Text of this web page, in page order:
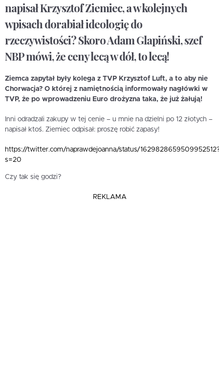
napisał Krzysztof Ziemiec, a w kolejnych
wpisach dorabiał ideologię do
rzeczywistości? Skoro Adam Glapiński, szef
NBP mówi, że ceny lecą w dół, to lecą!
Ziemca zapytał były kolega z TVP Krzysztof Luft, a to aby nie
Chorwacja? O której z namiętnością informowały nagłówki w
TVP, że po wprowadzeniu Euro drożyzna taka, że już żałują!
Inni odradzali zakupy w tej cenie – u mnie na dzielni po 12 złotych –
napisał ktoś. Ziemiec odpisał: proszę robić zapasy!
https://twitter.com/naprawdejoanna/status/
s=20
Czy tak się godzi?
REKLAMA